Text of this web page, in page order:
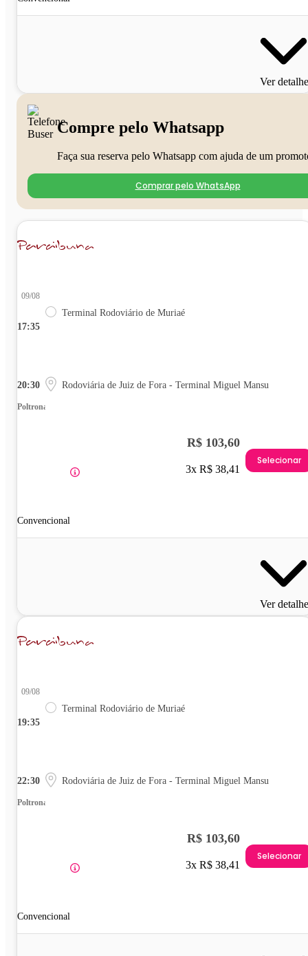
Ver
Compre pelo Whatsapp
Faça sua reserva pelo Whatsapp com ajuda de um
Comprar pelo WhatsApp
17:35
09/08
Terminal Rodoviário de Muriaé
20:30 Rodoviária de Juiz de Fora - Terminal Miguel Mansu
Poltrona
Convencional
R$ 103,60
3x R$ 38,41
Selecionar
Ver
19:35
09/08
Terminal Rodoviário de Muriaé
22:30 Rodoviária de Juiz de Fora - Terminal Miguel Mansu
Poltrona
Convencional
R$ 103,60
3x R$ 38,41
Selecionar